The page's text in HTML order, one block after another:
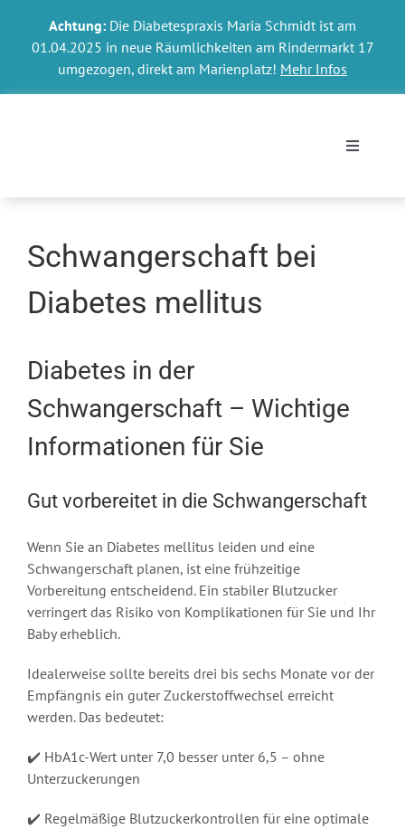
content
Achtung: Die Diabetespraxis Maria Schmidt ist am
01.04.2025 in neue Räumlichkeiten am Rindermarkt 17
umgezogen, direkt am Marienplatz! Mehr Infos
Toggle
Schwangerschaft bei
Diabetes mellitus
Diabetes in der
Schwangerschaft – Wichtige
Informationen für Sie
Gut vorbereitet in die Schwangerschaft
Wenn Sie an Diabetes mellitus leiden und eine
Schwangerschaft planen, ist eine frühzeitige
Vorbereitung entscheidend. Ein stabiler Blutzucker
verringert das Risiko von Komplikationen für Sie und Ihr
Baby erheblich.
Idealerweise sollte bereits drei bis sechs Monate vor der
Empfängnis ein guter Zuckerstoffwechsel erreicht
werden. Das bedeutet:
✔️ HbA1c-Wert unter 7,0 besser unter 6,5 – ohne
Unterzuckerungen
✔️ Regelmäßige Blutzuckerkontrollen für eine optimale